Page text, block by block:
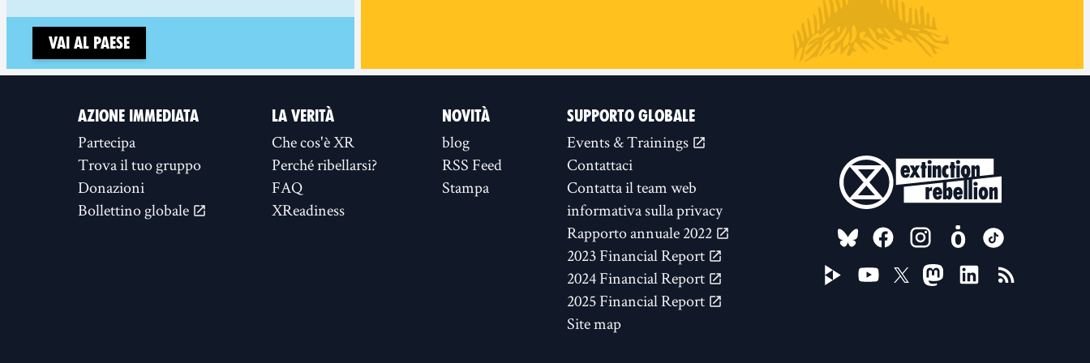
Vai al paese
AZIONE IMMEDIATA
Partecipa
Trova il tuo gruppo
Donazioni
Bollettino globale
LA VERITÀ
Che cos'è XR
Perché ribellarsi?
FAQ
XReadiness
NOVITÀ
blog
RSS Feed
Stampa
SUPPORTO GLOBALE
Events & Trainings
Contattaci
Contatta il team web
informativa sulla privacy
Rapporto annuale 2022
2023 Financial Report
2024 Financial Report
2025 Financial Report
Site map
FOLLOW US ON